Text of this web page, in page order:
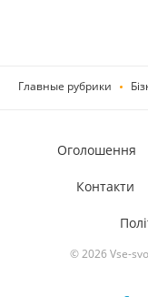
Главные рубрики
© 2026 Vse-
Оголошення
Контакти